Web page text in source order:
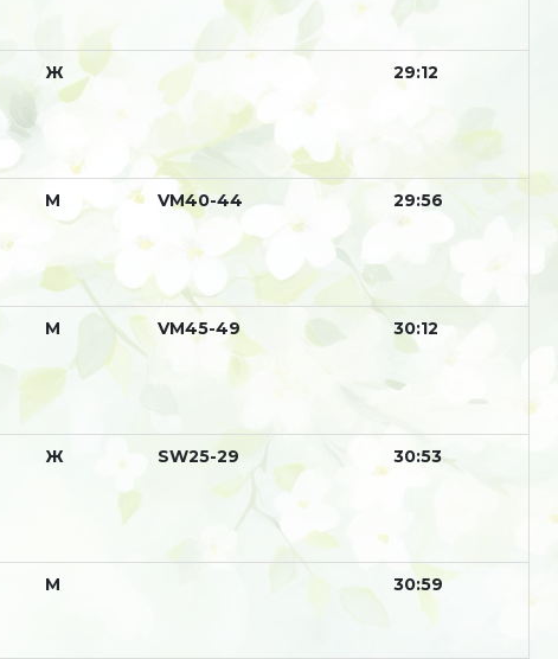
Ж 29:12
М VM40-44 29:56
М VM45-49 30:12
Ж SW25-29 30:53
М 30:59